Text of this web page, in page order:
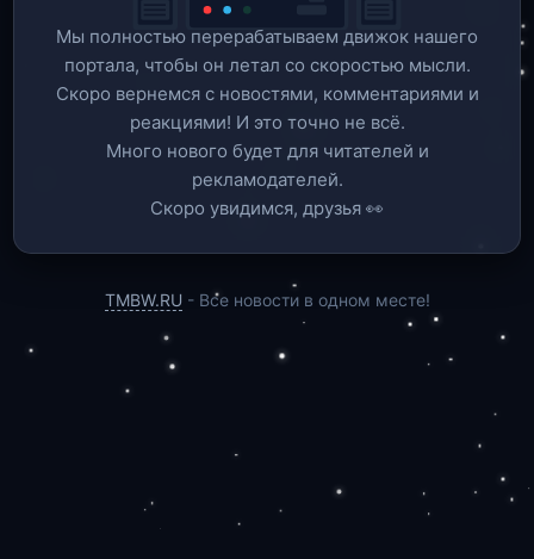
Мы полностью перерабатываем движок нашего
портала, чтобы он летал со скоростью мысли.
Скоро вернемся c новостями, комментариями и
реакциями! И это точно не всё.
Много нового будет для читателей и
рекламодателей.
Скоро увидимся, друзья 👀
TMBW.RU - Все новости в одном месте!